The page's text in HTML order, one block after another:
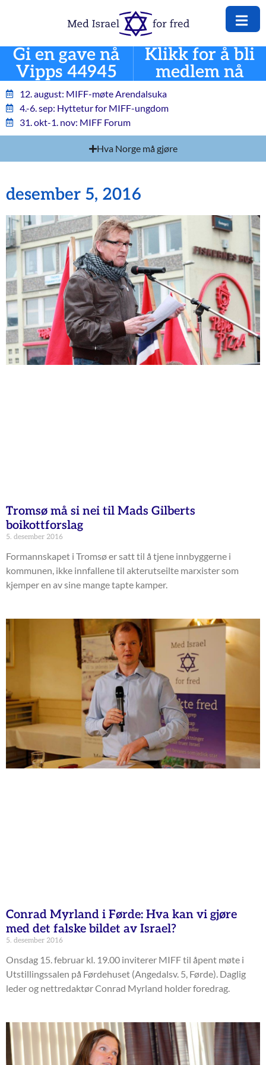
Gi en gave nå
Vipps 44945
Klikk for å bli
medlem nå
12. august: MIFF-møte Arendalsuka
4.-6. sep: Hyttetur for MIFF-ungdom
31. okt-1. nov: MIFF Forum
Hva Norge må gjøre
desember 5, 2016
Tromsø må si nei til Mads Gilberts
boikottforslag
5. desember 2016
Formannskapet i Tromsø er satt til å tjene innbyggerne i
kommunen, ikke innfallene til akterutseilte marxister som
kjemper en av sine mange tapte kamper.
Conrad Myrland i Førde: Hva kan vi gjøre
med det falske bildet av Israel?
5. desember 2016
Onsdag 15. februar kl. 19.00 inviterer MIFF til åpent møte i
Utstillingssalen på Førdehuset (Angedalsv. 5, Førde). Daglig
leder og nettredaktør Conrad Myrland holder foredrag.